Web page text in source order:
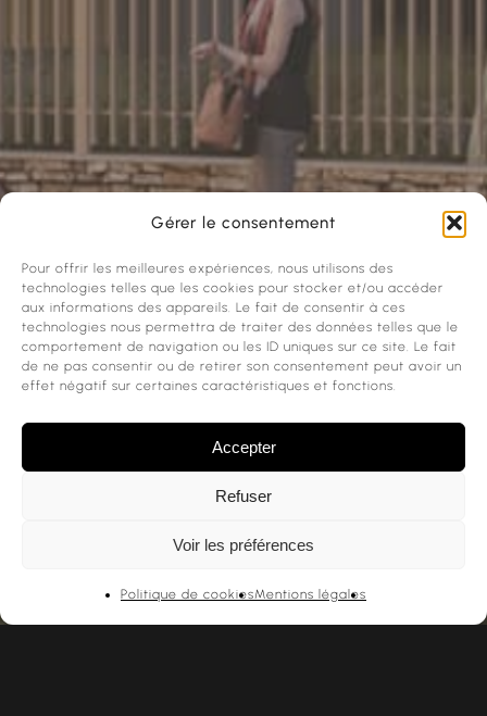
Gérer le consentement
Pour offrir les meilleures expériences, nous utilisons des
technologies telles que les cookies pour stocker et/ou accéder
aux informations des appareils. Le fait de consentir à ces
technologies nous permettra de traiter des données telles que le
comportement de navigation ou les ID uniques sur ce site. Le fait
de ne pas consentir ou de retirer son consentement peut avoir un
effet négatif sur certaines caractéristiques et fonctions.
Accepter
Refuser
Voir les préférences
Politique de cookiesMentions légales